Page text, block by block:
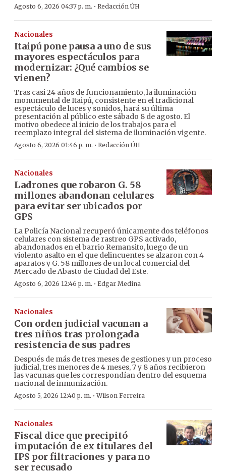
Agosto 6, 2026 04:37 p. m. · Redacción ÚH
Nacionales
Itaipú pone pausa a uno de sus
mayores espectáculos para
modernizar: ¿Qué cambios se
vienen?
Tras casi 24 años de funcionamiento, la iluminación
monumental de Itaipú, consistente en el tradicional
espectáculo de luces y sonidos, hará su última
presentación al público este sábado 8 de agosto. El
motivo obedece al inicio de los trabajos para el
reemplazo integral del sistema de iluminación vigente.
Agosto 6, 2026 01:46 p. m. · Redacción ÚH
Nacionales
Ladrones que robaron G. 58
millones abandonan celulares
para evitar ser ubicados por
GPS
La Policía Nacional recuperó únicamente dos teléfonos
celulares con sistema de rastreo GPS activado,
abandonados en el barrio Remansito, luego de un
violento asalto en el que delincuentes se alzaron con 4
aparatos y G. 58 millones de un local comercial del
Mercado de Abasto de Ciudad del Este.
Agosto 6, 2026 12:46 p. m. · Edgar Medina
Nacionales
Con orden judicial vacunan a
tres niños tras prolongada
resistencia de sus padres
Después de más de tres meses de gestiones y un proceso
judicial, tres menores de 4 meses, 7 y 8 años recibieron
las vacunas que les correspondían dentro del esquema
nacional de inmunización.
Agosto 5, 2026 12:40 p. m. ·Wilson Ferreira
Nacionales
Fiscal dice que precipitó
imputación de ex titulares del
IPS por filtraciones y para no
ser recusado